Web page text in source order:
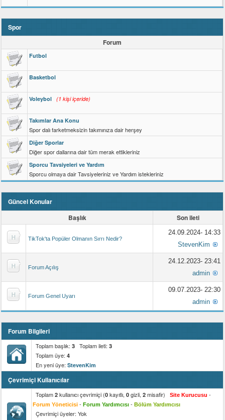
Spor
Forum
Futbol
Basketbol
Voleybol (1 kişi içeride)
Takımlar Ana Konu
Spor dalı farketmeksizin takımınıza dair herşey
Diğer Sporlar
Diğer spor dallarına dair tüm merak ettikleriniz
Sporcu Tavsiyeleri ve Yardım
Sporcu olmaya dair Tavsiyeleriniz ve Yardım istekleriniz
Güncel Konular
Başlık
Son ileti
TikTok'ta Popüler Olmanın Sırrı Nedir?
24.09.2024- 14:33
StevenKim
Forum Açılış
24.12.2023- 23:41
admin
Forum Genel Uyarı
09.07.2023- 22:30
admin
Forum Bilgileri
Toplam başlık:3 Toplam ileti:3
Toplam üye:4
En yeni üye:StevenKim
Çevrimiçi Kullanıcılar
Toplam2 kullanıcı çevrimiçi (0 kayıtlı,0 gizli,2 misafir)Site Kurucusu -
Forum Yöneticisi -Forum Yardımcısı -Bölüm Yardımcısı
Çevrimiçi üyeler: Yok